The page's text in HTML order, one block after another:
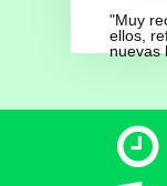
"Muy
ellos,
nuevas